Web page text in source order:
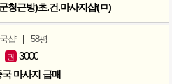
청근방)초.건.마사지샵(ㅁ)
샵 | 58평
권 3000
마사지 급매